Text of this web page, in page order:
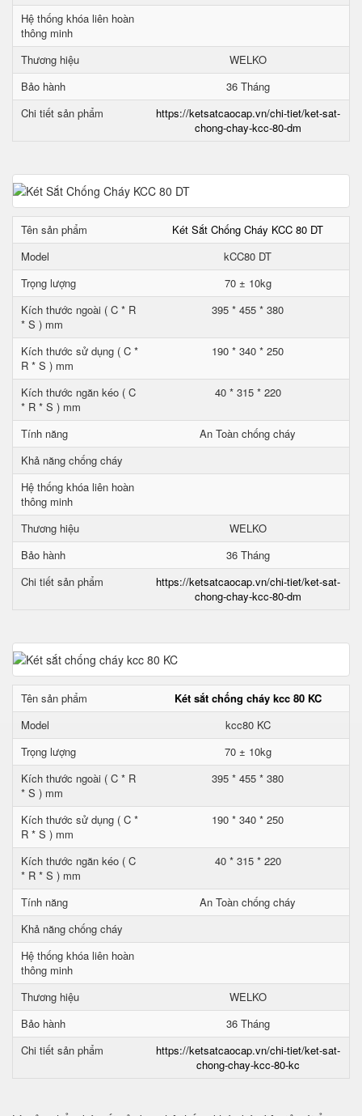
Hệ thống khóa liên hoàn
thông minh
Thương hiệu
WELKO
Bảo hành
36 Tháng
Chi tiết sản phẩm
https://ketsatcaocap.vn/chi-tiet/ket-sat-
chong-chay-kcc-80-dm
Tên sản phẩm
Két Sắt Chống Cháy KCC 80 DT
Model
kCC80 DT
Trọng lượng
70 ± 10kg
Kích thước ngoài ( C * R
* S ) mm
395 * 455 * 380
Kích thước sử dụng ( C *
R * S ) mm
190 * 340 * 250
Kích thước ngăn kéo ( C
* R * S ) mm
40 * 315 * 220
Tính năng
An Toàn chống cháy
Khả năng chống cháy
Hệ thống khóa liên hoàn
thông minh
Thương hiệu
WELKO
Bảo hành
36 Tháng
Chi tiết sản phẩm
https://ketsatcaocap.vn/chi-tiet/ket-sat-
chong-chay-kcc-80-dm
Tên sản phẩm
Két sắt chống cháy kcc 80 KC
Model
kcc80 KC
Trọng lượng
70 ± 10kg
Kích thước ngoài ( C * R
* S ) mm
395 * 455 * 380
Kích thước sử dụng ( C *
R * S ) mm
190 * 340 * 250
Kích thước ngăn kéo ( C
* R * S ) mm
40 * 315 * 220
Tính năng
An Toàn chống cháy
Khả năng chống cháy
Hệ thống khóa liên hoàn
thông minh
Thương hiệu
WELKO
Bảo hành
36 Tháng
Chi tiết sản phẩm
https://ketsatcaocap.vn/chi-tiet/ket-sat-
chong-chay-kcc-80-kc